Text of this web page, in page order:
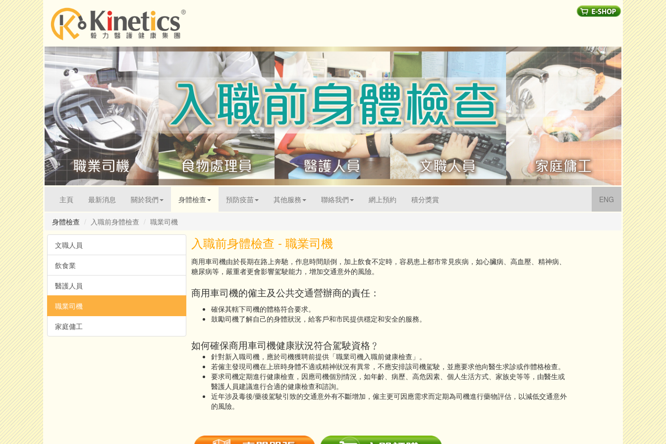
主頁(current)最新消息 關於我們 身體檢查 預防疫苗 其他服務 聯絡我們 網上預約 積分獎賞 ENG (current)
身體檢查 入職前身體檢查 職業司機
文職人員
飲食業
醫護人員
職業司機
家庭傭工
入職前身體檢查 - 職業司機
商用車司機由於長期在路上奔馳，作息時間顛倒，加上飲食不定時，容易患上都市常見疾病，如心臟病、高血壓、精神病、
糖尿病等，嚴重者更會影響駕駛能力，增加交通意外的風險。
商用車司機的僱主及公共交通營辦商的責任：
確保其轄下司機的體格符合要求。
鼓勵司機了解自己的身體狀況，給客戶和市民提供穩定和安全的服務。
如何確保商用車司機健康狀況符合駕駛資格﹖
針對新入職司機，應於司機獲聘前提供「職業司機入職前健康檢查」。
若僱主發現司機在上班時身體不適或精神狀況有異常，不應安排該司機駕駛，並應要求他向醫生求診或作體格檢查。
要求司機定期進行健康檢查，因應司機個別情況，如年齡、病歷、高危因素、個人生活方式、家族史等等，由醫生或
醫護人員建議進行合適的健康檢查和諮詢。
近年涉及毒後/藥後駕駛引致的交通意外有不斷增加，僱主更可因應需求而定期為司機進行藥物評估，以減低交通意外
的風險。